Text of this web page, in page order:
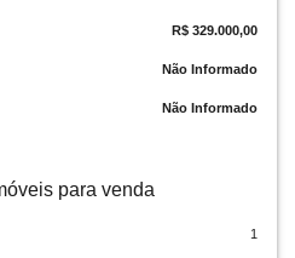
R$ 329.000,00
Não Informado
Não Informado
para venda
1